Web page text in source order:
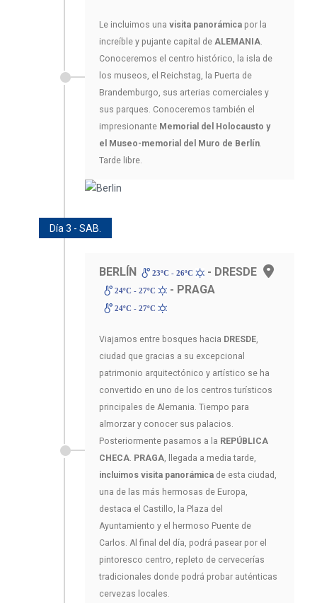
Le incluimos una visita panorámica por la
increíble y pujante capital de ALEMANIA.
Conoceremos el centro histórico, la isla de
los museos, el Reichstag, la Puerta de
Brandemburgo, sus arterias comerciales y
sus parques. Conoceremos también el
impresionante Memorial del Holocausto y
el Museo-memorial del Muro de Berlín.
Tarde libre.
Día 3 - SAB.
BERLÍN 23ºC - 26ºC - DRESDE
24ºC - 27ºC - PRAGA
24ºC - 27ºC
Viajamos entre bosques hacia DRESDE,
ciudad que gracias a su excepcional
patrimonio arquitectónico y artístico se ha
convertido en uno de los centros turísticos
principales de Alemania. Tiempo para
almorzar y conocer sus palacios.
Posteriormente pasamos a la REPÚBLICA
CHECA. PRAGA, llegada a media tarde,
incluimos visita panorámica de esta ciudad,
una de las más hermosas de Europa,
destaca el Castillo, la Plaza del
Ayuntamiento y el hermoso Puente de
Carlos. Al final del día, podrá pasear por el
pintoresco centro, repleto de cervecerías
tradicionales donde podrá probar auténticas
cervezas locales.